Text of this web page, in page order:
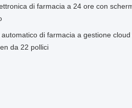
di farmacia a 24 ore con
di farmacia a gestione
da 22 pollici